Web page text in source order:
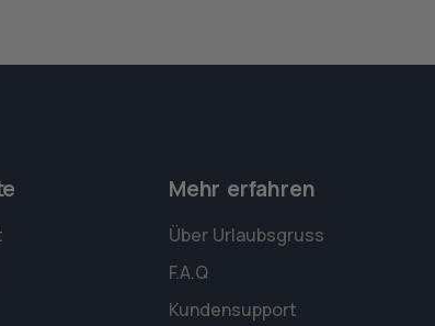
Mehr erfahren
Über Urlaubsgruss
F.A.Q
Kundensupport